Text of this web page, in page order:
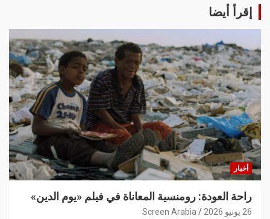
إقرأ أيضا
أخبار
راحة العودة: رومنسية المعاناة في فيلم «يوم الدين»
26 يونيو 2026 Screen Arabia